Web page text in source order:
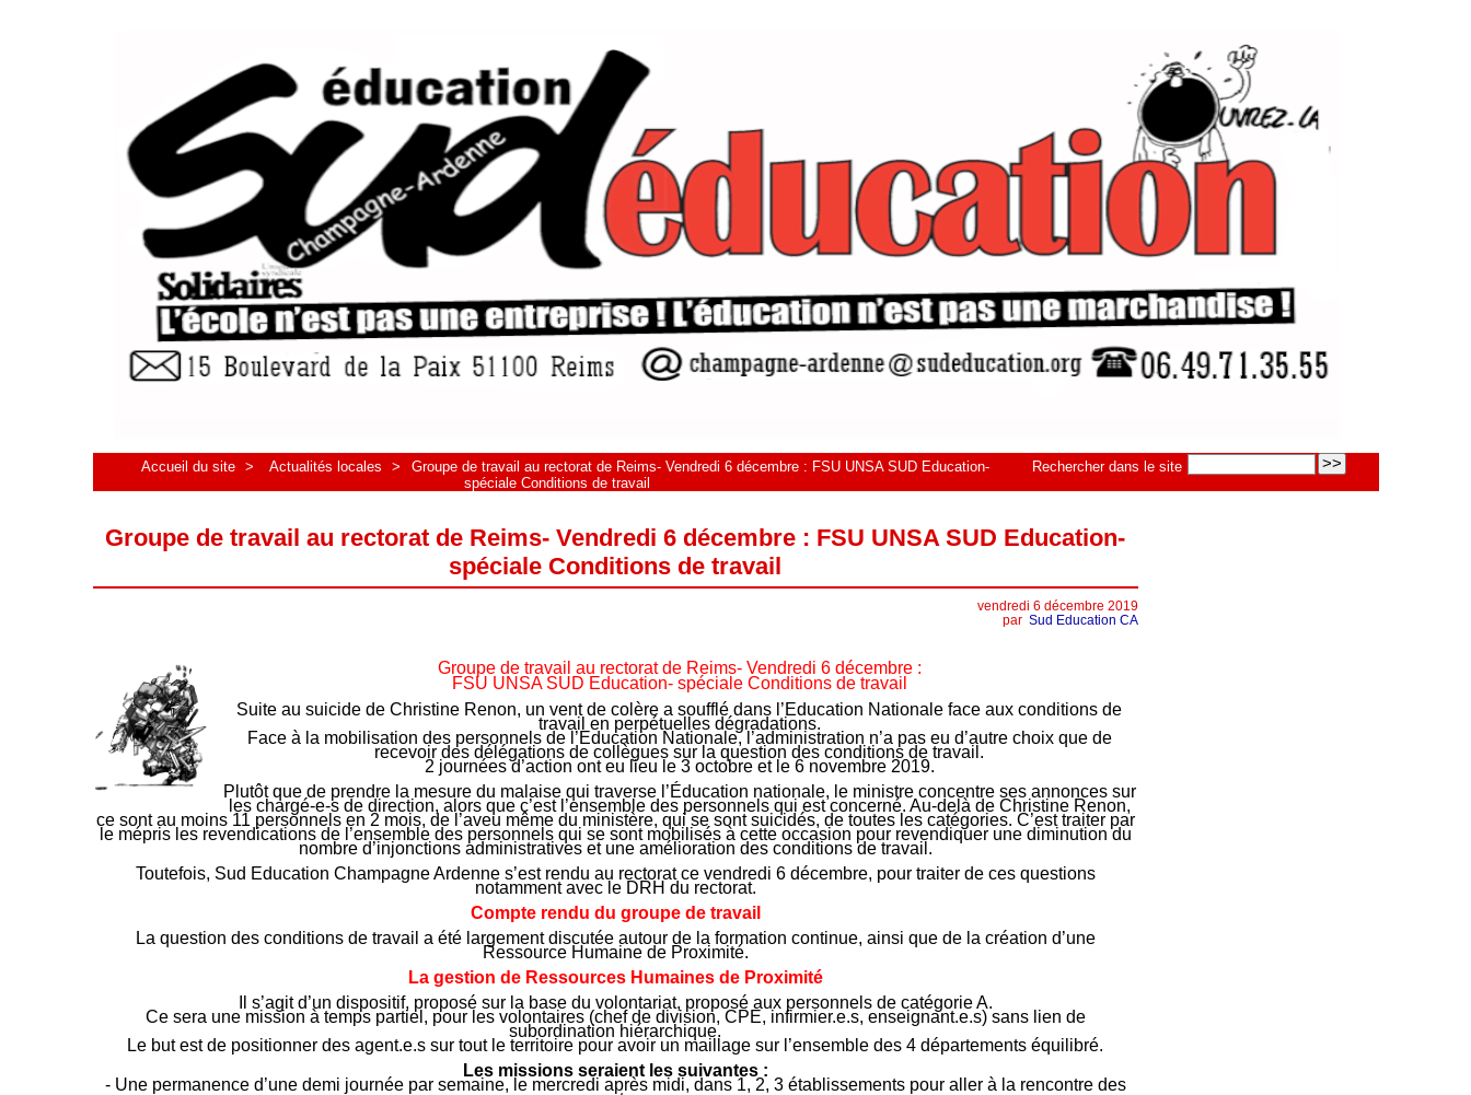
Rechercher dans le site
Accueil du site > Actualités locales >
Groupe de travail au rectorat de Reims- Vendredi 6 décembre : FSU UNSA SUD Education-
spéciale Conditions de travail
Groupe de travail au rectorat de Reims- Vendredi 6 décembre : FSU UNSA SUD Education-
spéciale Conditions de travail
vendredi 6 décembre 2019
par Sud Education CA
Groupe de travail au rectorat de Reims- Vendredi 6 décembre :
FSU UNSA SUD Education- spéciale Conditions de travail
Suite au suicide de Christine Renon, un vent de colère a soufflé dans l’Education Nationale face aux conditions de
travail en perpétuelles dégradations.
Face à la mobilisation des personnels de l’Education Nationale, l’administration n’a pas eu d’autre choix que de
recevoir des délégations de collègues sur la question des conditions de travail.
2 journées d’action ont eu lieu le 3 octobre et le 6 novembre 2019.
Plutôt que de prendre la mesure du malaise qui traverse l’Éducation nationale, le ministre concentre ses annonces sur
les chargé-e-s de direction, alors que c’est l’ensemble des personnels qui est concerné. Au-delà de Christine Renon,
ce sont au moins 11 personnels en 2 mois, de l’aveu même du ministère, qui se sont suicidés, de toutes les catégories. C’est traiter par
le mépris les revendications de l’ensemble des personnels qui se sont mobilisés à cette occasion pour revendiquer une diminution du
nombre d’injonctions administratives et une amélioration des conditions de travail.
Toutefois, Sud Education Champagne Ardenne s’est rendu au rectorat ce vendredi 6 décembre, pour traiter de ces questions
notamment avec le DRH du rectorat.
Compte rendu du groupe de travail
La question des conditions de travail a été largement discutée autour de la formation continue, ainsi que de la création d’une
Ressource Humaine de Proximité.
La gestion de Ressources Humaines de Proximité
Il s’agit d’un dispositif, proposé sur la base du volontariat, proposé aux personnels de catégorie A.
Ce sera une mission à temps partiel, pour les volontaires (chef de division, CPE, infirmier.e.s, enseignant.e.s) sans lien de
subordination hiérarchique.
Le but est de positionner des agent.e.s sur tout le territoire pour avoir un maillage sur l’ensemble des 4 départements équilibré.
Les missions seraient les suivantes :
- Une permanence d’une demi journée par semaine, le mercredi après midi, dans 1, 2, 3 établissements pour aller à la rencontre des